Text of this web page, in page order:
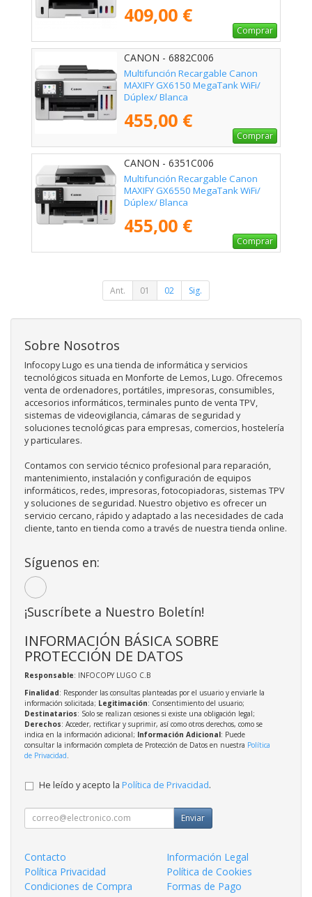
409,00 €
Comprar
CANON - 6882C006
Multifunción Recargable Canon
MAXIFY GX6150 MegaTank WiFi/
Dúplex/ Blanca
455,00 €
Comprar
CANON - 6351C006
Multifunción Recargable Canon
MAXIFY GX6550 MegaTank WiFi/
Dúplex/ Blanca
455,00 €
Comprar
Ant. 01 02 Sig.
Sobre Nosotros
Infocopy Lugo es una tienda de informática y servicios
tecnológicos situada en Monforte de Lemos, Lugo. Ofrecemos
venta de ordenadores, portátiles, impresoras, consumibles,
accesorios informáticos, terminales punto de venta TPV,
sistemas de videovigilancia, cámaras de seguridad y
soluciones tecnológicas para empresas, comercios, hostelería
y particulares.
Contamos con servicio técnico profesional para reparación,
mantenimiento, instalación y configuración de equipos
informáticos, redes, impresoras, fotocopiadoras, sistemas TPV
y soluciones de seguridad. Nuestro objetivo es ofrecer un
servicio cercano, rápido y adaptado a las necesidades de cada
cliente, tanto en tienda como a través de nuestra tienda online.
Síguenos en:
¡Suscríbete a Nuestro Boletín!
INFORMACIÓN BÁSICA SOBRE
PROTECCIÓN DE DATOS
Responsable: INFOCOPY LUGO C.B
Finalidad: Responder las consultas planteadas por el usuario y enviarle la
información solicitada; Legitimación: Consentimiento del usuario;
Destinatarios: Solo se realizan cesiones si existe una obligación legal;
Derechos: Acceder, rectificar y suprimir, así como otros derechos, como se
indica en la información adicional; Información Adicional: Puede
consultar la información completa de Protección de Datos en nuestra Política
de Privacidad
He leído y acepto la Política de Privacidad.
Enviar
Contacto
Información Legal
Política Privacidad
Política de Cookies
Condiciones de Compra
Formas de Pago